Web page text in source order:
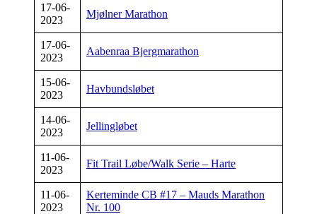
17-06-
2023
Mjølner Marathon
17-06-
2023
Aabenraa Bjergmarathon
15-06-
2023
Havbundsløbet
14-06-
2023
Jellingløbet
11-06-
2023
Fit Trail Løbe/Walk Serie – Harte
11-06-
2023
Kerteminde CB #17 – Mauds Marathon
Nr. 100